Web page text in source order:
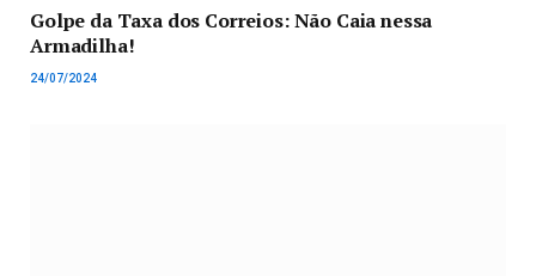
Golpe da Taxa dos Correios: Não Caia nessa
Armadilha!
24/07/2024